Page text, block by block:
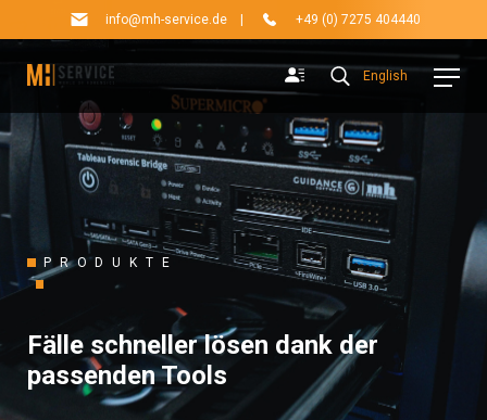
info@mh-service.de +49 (0) 7275 404440
English
PRODUKTE
Fälle schneller lösen dank der
passenden Tools